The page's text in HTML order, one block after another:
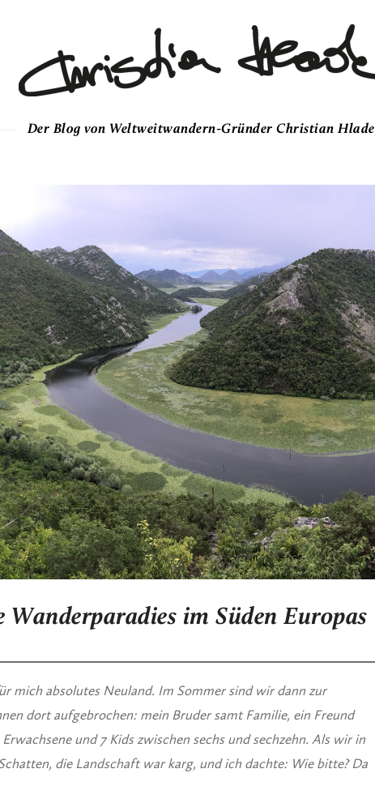
Der Blog von Weltweitwandern-Gründer Christian Hlade
im Süden Europas
mich absolutes Neuland. Im Sommer sind wir dann zur
dort aufgebrochen: mein Bruder samt Familie, ein Freund
und 7 Kids zwischen sechs und sechzehn. Als wir in
die Landschaft war karg, und ich dachte: Wie bitte? Da